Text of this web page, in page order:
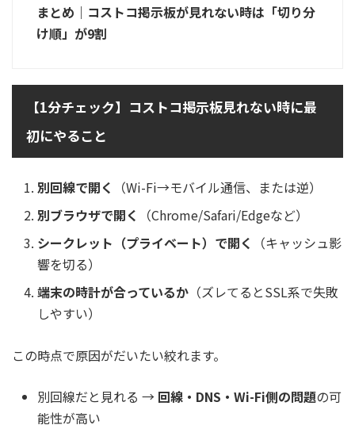
まとめ｜コストコ掲示板が見れない時は「切り分
け順」が9割
【1分チェック】コストコ掲示板見れない時に最
初にやること
別回線で開く
（Wi-Fi→モバイル通信、または逆）
別ブラウザで開く
（Chrome/Safari/Edgeなど）
シークレット（プライベート）で開く
（キャッシュ影
響を切る）
端末の時計が合っているか （ズレてるとSSL系で失敗
しやすい）
この時点で原因がだいたい絞れます。
別回線だと見れる → 回線・DNS・Wi-Fi側の問題の可
能性が高い